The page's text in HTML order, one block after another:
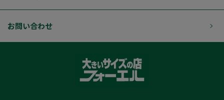
お問い合わせ